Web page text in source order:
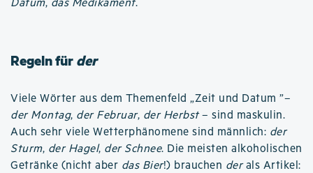
Datum, das Medikament.
Regeln fürder
Viele Wörter aus dem Themenfeld „Zeit und Datum ”–
der Montag, der Februar, der Herbst– sind maskulin.
Auch sehr viele Wetterphänomene sind männlich: der
Sturm, der Hagel, der Schnee. Die meisten alkoholischen
Getränke (nicht aber das Bier!) brauchen derals Artikel: